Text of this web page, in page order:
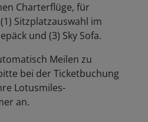
Charterflüge, für
Sitzplatzauswahl im
und (3) Sky Sofa.
Meilen zu
bei der Ticketbuchung
Lotusmiles-
an.